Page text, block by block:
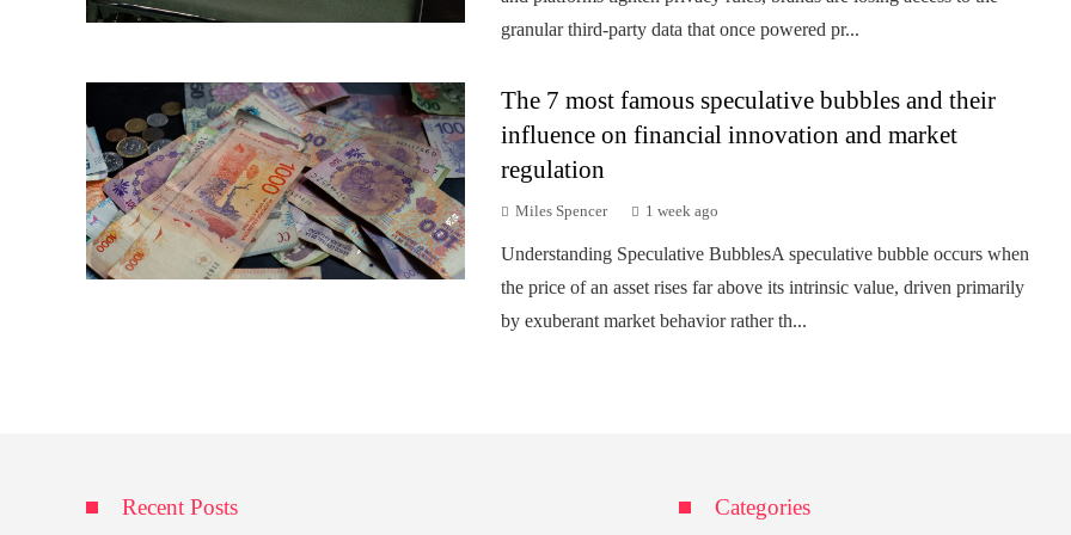
granular third-party data that once powered pr...
The 7 most famous speculative bubbles and their
influence on financial innovation and market
regulation
Miles Spencer 1 week ago
Understanding Speculative BubblesA speculative bubble occurs when
the price of an asset rises far above its intrinsic value, driven primarily
by exuberant market behavior rather th...
Recent Posts Categories